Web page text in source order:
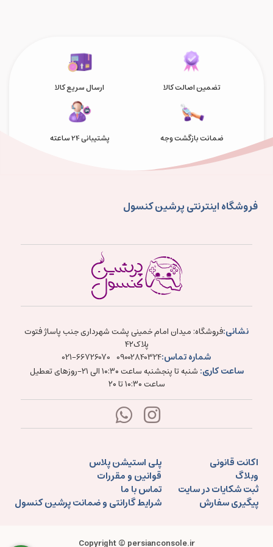
تضمین اصالت کالا ارسال سریع کالا
ضمانت بازگشت وجه پشتیبانی 24 ساعته
فروشگاه اینترنتی پرشین کنسول
نشانی:فروشگاه: میدان امام خمینی پشت شهرداری جنب پاساژ فتوت
پلاک۴۲
شماره تماس:09002840324
021-66726070
ساعت کاری:
شنبه تا پنجشنبه ساعت ۱۰:۳۰ الی ۲۱-روزهای تعطیل
ساعت ۱۰:۳۰ تا ۲۰
اکانت قانونی
پلی استیشن پلاس
وبلاگ
قوانین و مقررات
ثبت شکایات در سایت
تماس با ما
پیگیری سفارش
شرایط گارانتی و ضمانت پرشین کنسول
Copyright © persianconsole.ir